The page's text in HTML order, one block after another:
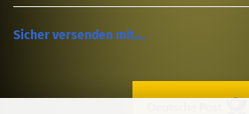
Sicher versenden mit....